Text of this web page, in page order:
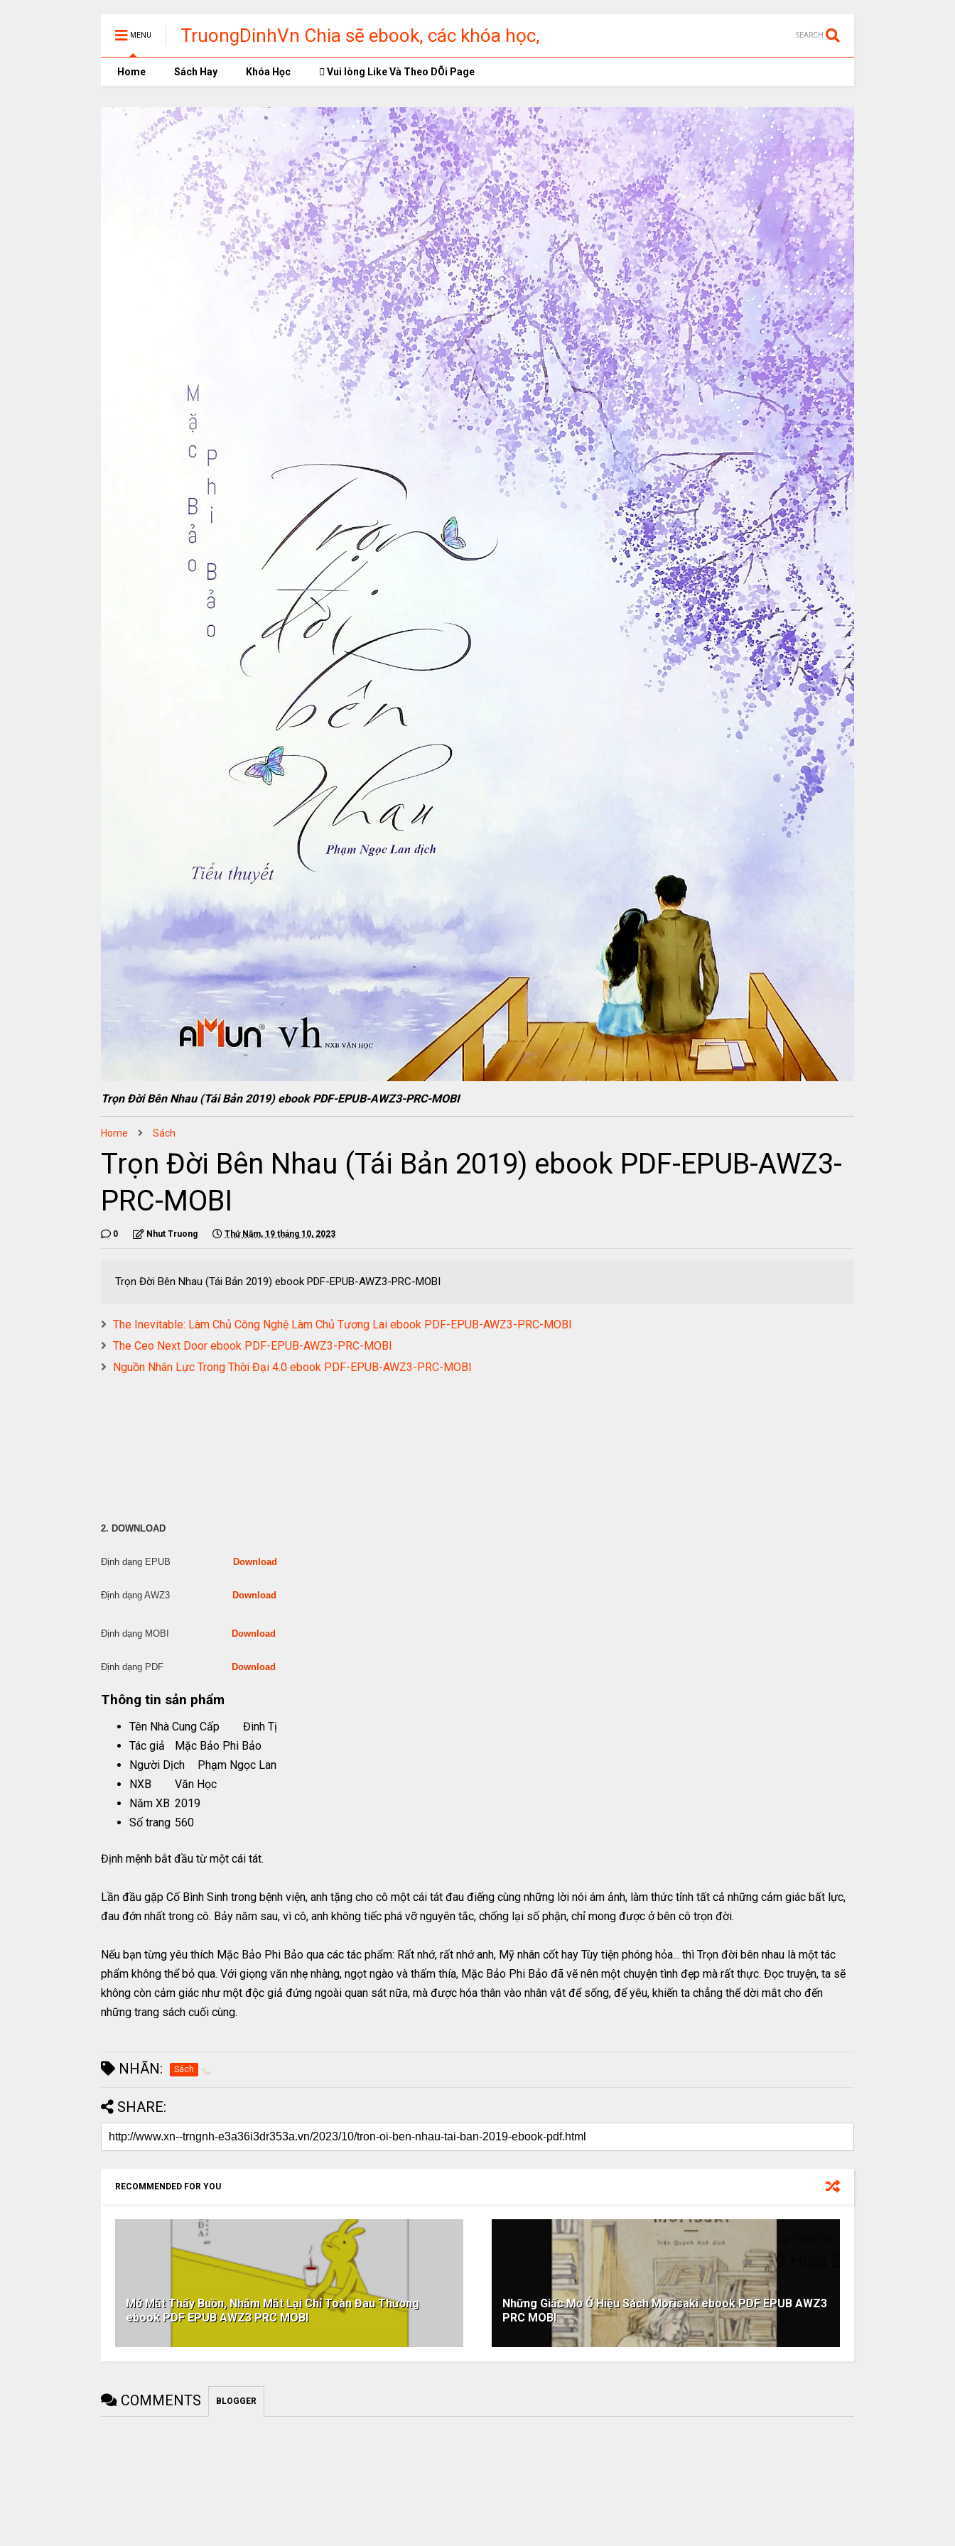
MENU
TruongDinhVn Chia sẽ ebook, các khóa học,
phần mềm học tập miễn phí
SEARCH
Home Sách Hay Khóa Học Vui lòng Like Và Theo DÕi Page
Trọn Đời Bên Nhau (Tái Bản 2019) ebook PDF-EPUB-AWZ3-PRC-MOBI
Home Sách
Trọn Đời Bên Nhau (Tái Bản 2019) ebook PDF-EPUB-AWZ3-
PRC-MOBI
0 Nhut Truong Thứ Năm, 19 tháng 10, 2023
Trọn Đời Bên Nhau (Tái Bản 2019) ebook PDF-EPUB-AWZ3-PRC-MOBI
The Inevitable: Làm Chủ Công Nghệ Làm Chủ Tương Lai ebook PDF-EPUB-AWZ3-PRC-MOBI
The Ceo Next Door ebook PDF-EPUB-AWZ3-PRC-MOBI
Nguồn Nhân Lực Trong Thời Đại 4.0 ebook PDF-EPUB-AWZ3-PRC-MOBI
2. DOWNLOAD
Định dạng EPUB Download
Định dạng AWZ3 Download
Định dạng MOBI Download
Định dạng PDF Download
Thông tin sản phẩm
Tên Nhà Cung Cấp
Đinh Tị
Tác giả
Mặc Bảo Phi Bảo
Người Dịch
Phạm Ngọc Lan
NXB
Văn Học
Năm XB 2019
Số trang 560
Định mệnh bắt đầu từ một cái tát.
Lần đầu gặp Cố Bình Sinh trong bệnh viện, anh tặng cho cô một cái tát đau điếng cùng những lời nói ám ảnh, làm thức tỉnh tất cả những cảm giác bất lực,
đau đớn nhất trong cô. Bảy năm sau, vì cô, anh không tiếc phá vỡ nguyên tắc, chống lại số phận, chỉ mong được ở bên cô trọn đời.
Nếu bạn từng yêu thích Mặc Bảo Phi Bảo qua các tác phẩm: Rất nhớ, rất nhớ anh, Mỹ nhân cốt hay Tùy tiện phóng hỏa... thì Trọn đời bên nhau là một tác
phẩm không thể bỏ qua. Với giọng văn nhẹ nhàng, ngọt ngào và thấm thía, Mặc Bảo Phi Bảo đã vẽ nên một chuyện tình đẹp mà rất thực. Đọc truyện, ta sẽ
không còn cảm giác như một độc giả đứng ngoài quan sát nữa, mà được hóa thân vào nhân vật để sống, để yêu, khiến ta chẳng thể dời mắt cho đến
những trang sách cuối cùng.
NHÃN: Sách
SHARE:
RECOMMENDED FOR YOU
Mở Mắt Thấy Buồn, Nhắm Mắt Lại Chỉ Toàn Đau Thương
ebook PDF EPUB AWZ3 PRC MOBI
Những Giấc Mơ Ở Hiệu Sách Morisaki ebook PDF EPUB AWZ3
PRC MOBI
COMMENTS BLOGGER